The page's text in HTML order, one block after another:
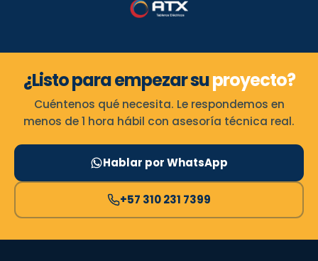
¿Listo para empezar suproyecto?
Cuéntenos qué necesita. Le respondemos en
menos de 1 hora hábil con asesoría técnica real.
Hablar por WhatsApp
+57 310 231 7399